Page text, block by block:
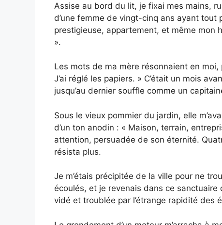
Assise au bord du lit, je fixai mes mains,
d’une femme de vingt-cinq ans ayant tout
prestigieuse, appartement, et même mon
».
Les mots de ma mère résonnaient en
J’ai réglé les papiers. » C’était un mois
jusqu’au dernier souffle comme un
Sous le vieux pommier du jardin, elle
d’un ton anodin : « Maison, terrain,
attention, persuadée de son éternité.
résista plus.
Je m’étais précipitée de la ville pour ne
écoulés, et je revenais dans ce
vidé et troublée par l’étrange rapidité des